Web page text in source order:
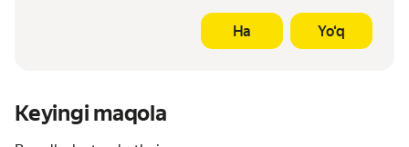
Ha Yo‘q
Keyingi maqola